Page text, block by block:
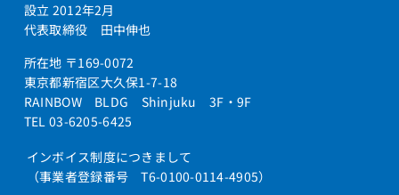
設立 2012年2月
代表取締役 田中伸也
所在地 〒169-0072
東京都新宿区大久保1-7-18
RAINBOW BLDG Shinjuku 3F・9F
TEL 03-6205-6425
インボイス制度につきまして
（事業者登録番号 T6-0100-0114-4905）